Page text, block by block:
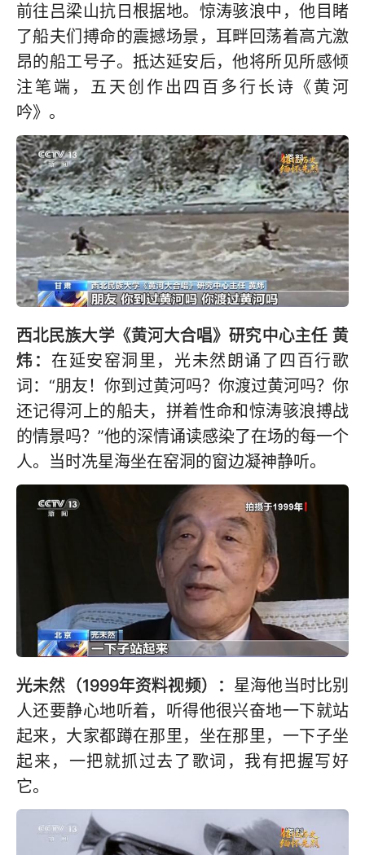
前往吕梁山抗日根据地。惊涛骇浪中，他目睹
了船夫们搏命的震撼场景，耳畔回荡着高亢激
昂的船工号子。抵达延安后，他将所见所感倾
注笔端，五天创作出四百多行长诗《黄河
吟》。
西北民族大学《黄河大合唱》研究中心主任 黄
炜： 在延安窑洞里，光未然朗诵了四百行歌
词：“朋友！你到过黄河吗？你渡过黄河吗？你
还记得河上的船夫，拼着性命和惊涛骇浪搏战
的情景吗？”他的深情诵读感染了在场的每一个
人。当时冼星海坐在窑洞的窗边凝神静听。
光未然（1999年资料视频）： 星海他当时比别
人还要静心地听着，听得他很兴奋地一下就站
起来，大家都蹲在那里，坐在那里，一下子坐
起来，一把就抓过去了歌词，我有把握写好
它。